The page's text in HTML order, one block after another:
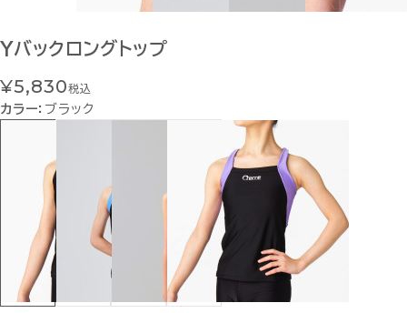
Yバックロングトップ
¥5,830税込
カラー： ブラック